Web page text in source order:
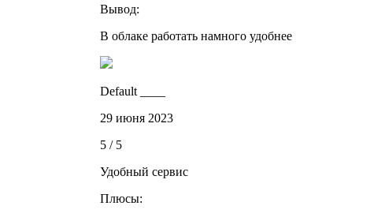
Вывод:
В облаке работать намного удобнее
Default ____
29 июня 2023
5 / 5
Удобный сервис
Плюсы: